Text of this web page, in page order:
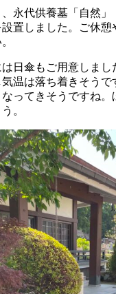
永代供養墓「自然」
置しました。ご休憩
日傘もご用意しまし
温は落ち着きそうで
ってきそうですね。
。